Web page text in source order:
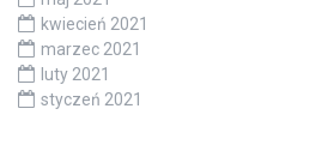
kwiecień 2021
marzec 2021
luty 2021
styczeń 2021